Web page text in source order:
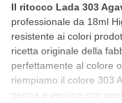
Il ritocco Lada 303
professionale da 18ml
resistente ai colori
ricetta originale della
perfettamente al colore
riempiamo il colore 303
penna a vernice con